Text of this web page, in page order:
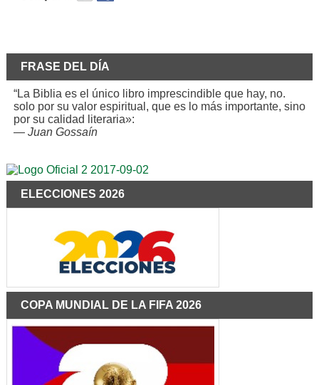
FRASE DEL DÍA
“La Biblia es el único libro imprescindible que hay, no.
solo por su valor espiritual, que es lo más importante, sino
por su calidad literaria»:
— Juan Gossaín
ELECCIONES 2026
COPA MUNDIAL DE LA FIFA 2026